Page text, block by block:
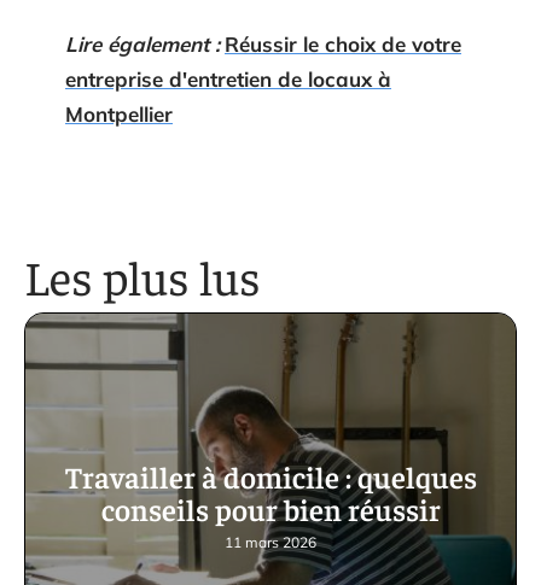
Lire également : Réussir le choix de votre
entreprise d'entretien de locaux à
Montpellier
Les plus lus
Travailler à domicile : quelques
conseils pour bien réussir
11 mars 2026